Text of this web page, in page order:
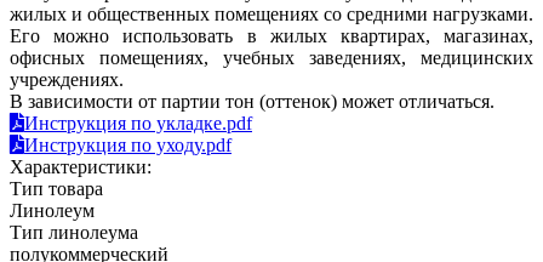
жилых и общественных помещениях со средними нагрузками.
Его можно использовать в жилых квартирах, магазинах,
офисных помещениях, учебных заведениях, медицинских
учреждениях.
В зависимости от партии тон (оттенок) может отличаться.
Инструкция по укладке.pdf
Инструкция по уходу.pdf
Характеристики:
Тип товара
Линолеум
Тип линолеума
полукоммерческий